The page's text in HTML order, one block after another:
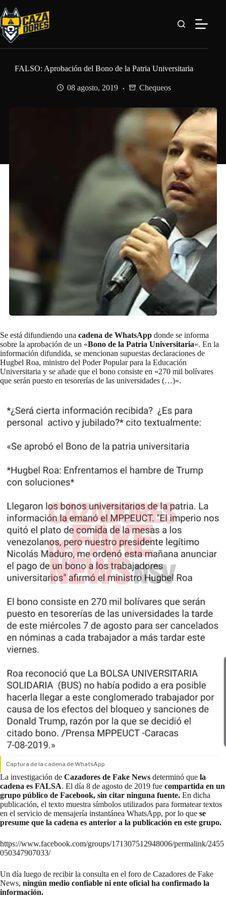
al
contenido
FALSO: Aprobación del Bono de la Patria Universitaria
08 agosto, 2019 Chequeos
Se está difundiendo una cadena de WhatsApp donde se informa
sobre la aprobación de un «Bono de la Patria Universitaria«. En la
información difundida, se mencionan supuestas declaraciones de
Hugbel Roa, ministro del Poder Popular para la Educación
Universitaria y se añade que el bono consiste en «270 mil bolívares
que serán puesto en tesorerías de las universidades (…)».
Captura de la cadena de WhatsApp
La investigación de Cazadores de Fake News determinó que la
cadena es FALSA. El día 8 de agosto de 2019 fue compartida en un
grupo público de Facebook, sin citar ninguna fuente. En dicha
publicación, el texto muestra símbolos utilizados para formatear textos
en el servicio de mensajería instantánea WhatsApp, por lo que se
presume que la cadena es anterior a la publicación en este grupo.
https://www.facebook.com/groups/171307512948006/permalink/2455
050347907033/
Un día luego de recibir la consulta en el foro de Cazadores de Fake
News, ningún medio confiable ni ente oficial ha confirmado la
información.